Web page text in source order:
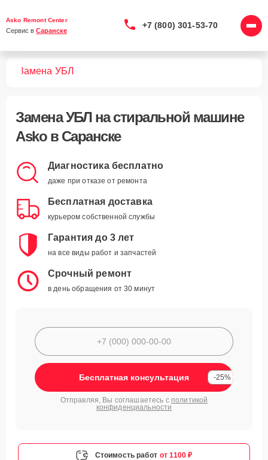
Asko Remont Center
Сервис в Саранске
+7 (800) 301-53-70
Замена УБЛ
Замена УБЛна стиральной машине
Asko в Саранске
Диагностика бесплатно
даже при отказе от ремонта
Бесплатная доставка
курьером собственной службы
Гарантия до 3 лет
на все виды работ и запчастей
Срочный ремонт
в день обращения от 30 минут
Бесплатная консультация -25%
Отправляя, Вы соглашаетесь с политикой
конфиденциальности
Стоимость работ от 1100 ₽